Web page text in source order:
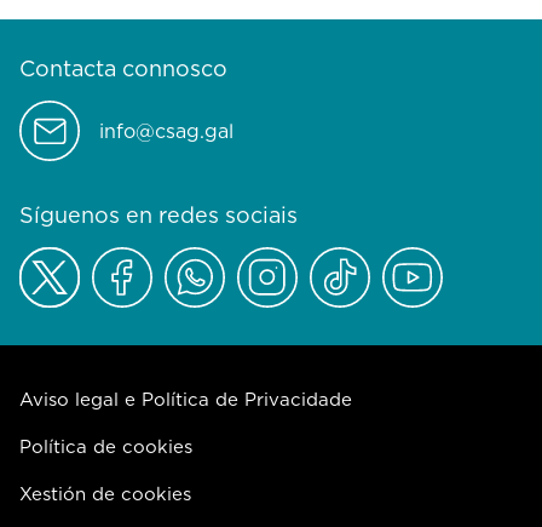
Contacta connosco
info@csag.gal
Síguenos en redes sociais
Aviso legal e Política de Privacidade
Política de cookies
Xestión de cookies